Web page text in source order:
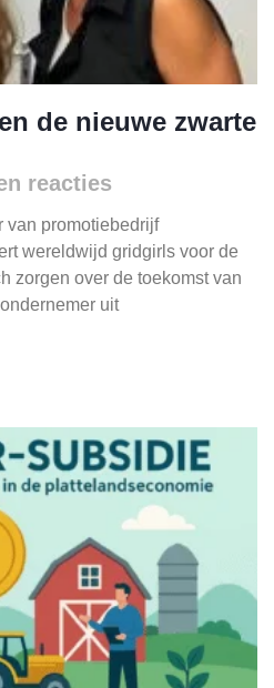
de nieuwe zwarte
reacties
van promotiebedrijf
wereldwijd gridgirls voor de
zorgen over de toekomst van
uit